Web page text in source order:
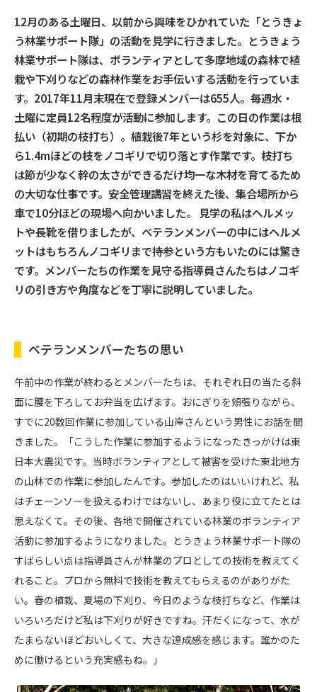
12月のある土曜日、以前から興味をひかれていた「とうきょ
う林業サポート隊」の活動を見学に行きました。とうきょう
林業サポート隊は、ボランティアとして多摩地域の森林で植
栽や下刈りなどの森林作業をお手伝いする活動を行っていま
す。2017年11月末現在で登録メンバーは655人。毎週水・
土曜に定員12名程度が活動に参加します。この日の作業は根
払い（初期の枝打ち）。植栽後7年という杉を対象に、下か
ら1.4mほどの枝をノコギリで切り落とす作業です。枝打ち
は節が少なく幹の太さができるだけ均一な木材を育てるため
の大切な仕事です。安全管理講習を終えた後、集合場所から
車で10分ほどの現場へ向かいました。 見学の私はヘルメッ
トや長靴を借りましたが、ベテランメンバーの中にはヘルメ
ットはもちろんノコギリまで持参という方もいたのには驚き
です。メンバーたちの作業を見守る指導員さんたちはノコギ
リの引き方や角度などを丁寧に説明していました。
ベテランメンバーたちの思い
午前中の作業が終わるとメンバーたちは、それぞれ日の当たる斜
面に腰を下ろしてお弁当を広げます。おにぎりを頬張りながら、
すでに20数回作業に参加している山岸さんという男性にお話を聞
きました。「こうした作業に参加するようになったきっかけは東
日本大震災です。当時ボランティアとして被害を受けた東北地方
の山林での作業に参加したんです。参加したのはいいけれど、私
はチェーンソーを扱えるわけではないし、あまり役に立てたとは
思えなくて。その後、各地で開催されている林業のボランティア
活動に参加するようになりました。とうきょう林業サポート隊の
すばらしい点は指導員さんが林業のプロとしての技術を教えてく
れること。プロから無料で技術を教えてもらえるのがありがた
い。春の植栽、夏場の下刈り、今日のような枝打ちなど、作業は
いろいろだけど私は下刈りが好きですね。汗だくになって、水が
たまらないほどおいしくて、大きな達成感を感じます。誰かのた
めに働けるという充実感もね。」